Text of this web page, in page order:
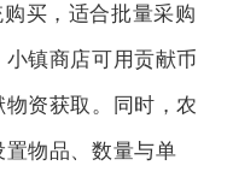
买，适合批量采购
镇商店可用贡献币
资获取。同时，农
物品、数量与单